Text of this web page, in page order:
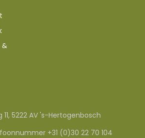
&
5222 AV 's-Hertogenbosch
+31 (0)30 22 70 104